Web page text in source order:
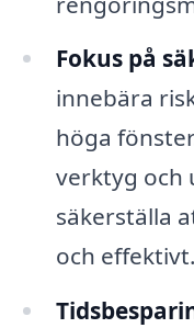
Fokus på
innebära
höga
verktyg och
säkerställa
och effektivt.